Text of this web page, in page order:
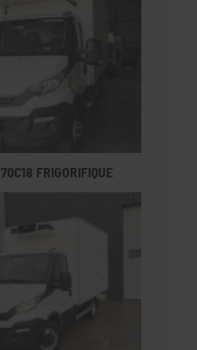
FRIGORIFIQUE